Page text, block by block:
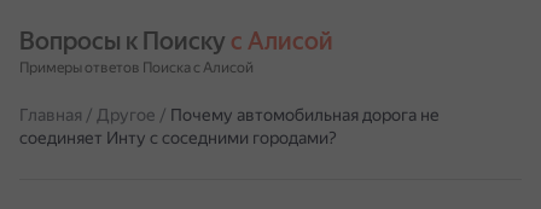
Вопросы к Поиску с Алисой
Примеры ответов Поиска с Алисой
Главная / Другое / Почему автомобильная дорога не
соединяет Инту с соседними городами?